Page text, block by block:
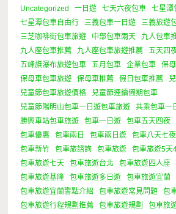
Uncategorized
一日遊 七天六夜包車
七星潭
七星潭包車自由行
三義包車一日遊 三義旅遊
三芝咖啡街包車旅遊
中部包車兩天 九人包車
九人座包車推薦
九人座包車旅遊推薦
五天四
五峰旗瀑布旅遊包車
五月包車 企業包車 保
保母車包車旅遊
保母車推薦 假日包車推薦
兒童節包車旅遊價格
兒童節連續假期包車
兒童節陽明山包車一日遊包車旅遊
共乘包車一
勝興車站包車旅遊
包車一日遊 包車五天四夜
包車優惠
包車兩日 包車兩日遊 包車八天七夜
包車新竹
包車旅諮詢 包車旅遊 包車旅遊5天
包車旅遊七天
包車旅遊台北 包車旅遊四人座
包車旅遊基隆
包車旅遊多日遊 包車旅遊宜蘭
包車旅遊宜蘭警點介紹
包車旅遊常見問題
包
包車旅遊行程規劃推薦
包車旅遊規劃 包車旅